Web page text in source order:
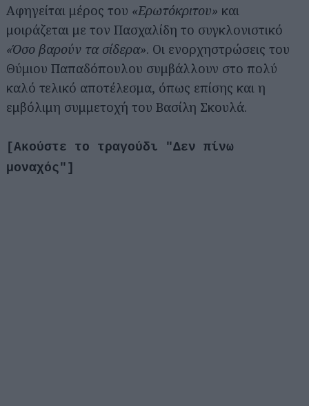
Αφηγείται μέρος του «Ερωτόκριτου» και
μοιράζεται με τον Πασχαλίδη το συγκλονιστικό
«Όσο βαρούν τα σίδερα». Οι ενορχηστρώσεις του
Θύμιου Παπαδόπουλου συμβάλλουν στο πολύ
καλό τελικό αποτέλεσμα, όπως επίσης και η
εμβόλιμη συμμετοχή του Βασίλη Σκουλά.
[Ακούστε το τραγούδι "Δεν πίνω
μοναχός"]